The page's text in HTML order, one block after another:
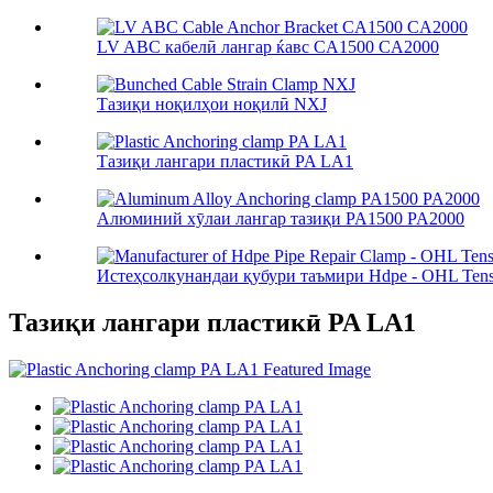
LV ABC кабелӣ лангар ќавс CA1500 CA2000
Тазиқи ноқилҳои ноқилӣ NXJ
Тазиқи лангари пластикӣ PA LA1
Алюминий хӯлаи лангар тазиқи PA1500 PA2000
Истеҳсолкунандаи қубури таъмири Hdpe - OHL
Тазиқи лангари пластикӣ PA LA1